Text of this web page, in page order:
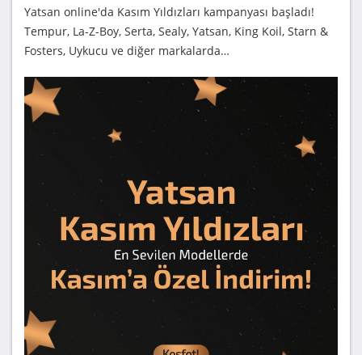
Yatsan online'da Kasım Yıldızları kampanyası başladı!
Tempur, La-Z-Boy, Serta, Sealy, Yatsan, King Koil, Starn &
Fosters, Uykucu ve diğer markalarda…